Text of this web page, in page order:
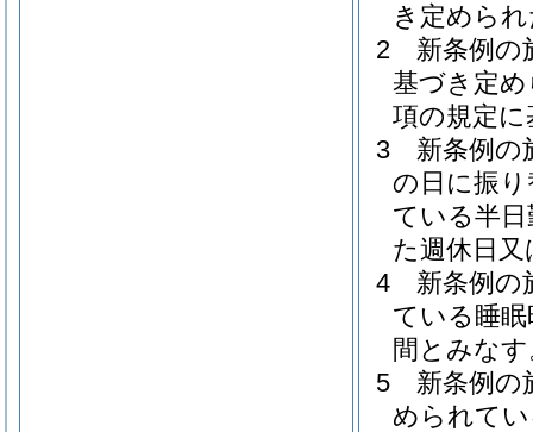
き定めら
2
新条例の
基づき定
項の規定
3
新条例の
の日に振
ている半
た週休日
4
新条例の
ている睡
間とみな
5
新条例の
められて